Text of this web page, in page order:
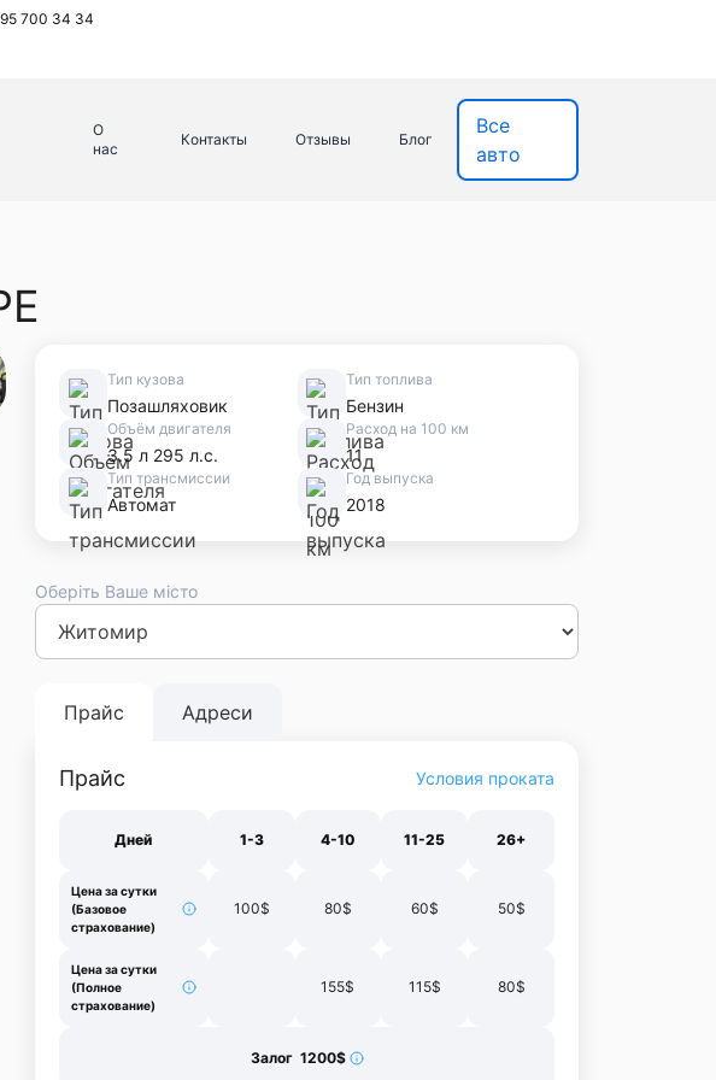
700 34 34
О
нас
Контакты Отзывы Блог
Все
авто
Тип кузова
Позашляховик
Тип топлива
Бензин
Объём двигателя
3.5 л 295 л.с.
Расход на 100 км
11
Тип трансмиссии
Автомат
Год выпуска
2018
Оберіть Ваше місто
КиевЛьвовОдесса
ФранковскТернополь
Прайс Адреси
Прайс Условия проката
Дней 1-3 4-10 11-25 26+
Цена за сутки
(Базовое
страхование)
100$ 80$ 60$ 50$
Цена за сутки
(Полное
страхование)
155$ 115$ 80$
Залог 1200$